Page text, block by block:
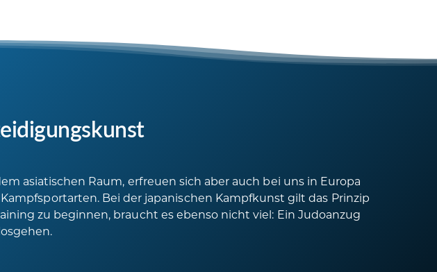
asiatischen Raum, erfreuen sich aber auch bei uns in Europa
Bei der japanischen Kampfkunst gilt das Prinzip
zu beginnen, braucht es ebenso nicht viel: Ein Judoanzug